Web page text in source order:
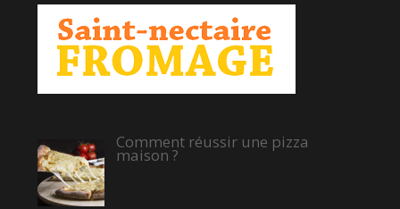
Comment réussir une pizza
maison ?